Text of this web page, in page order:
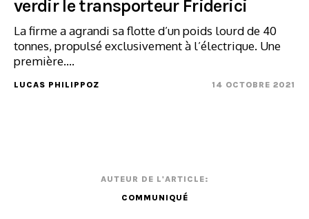
verdir le transporteur Friderici
La firme a agrandi sa flotte d’un poids lourd de 40
tonnes, propulsé exclusivement à l’électrique. Une
première....
LUCAS PHILIPPOZ 14 OCTOBRE 2021
AUTEUR DE L'ARTICLE:
COMMUNIQUÉ